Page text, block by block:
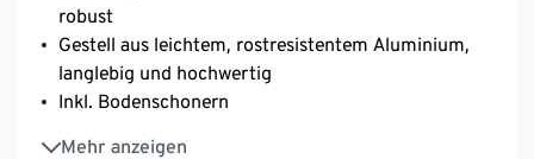
robust
Gestell aus leichtem, rostresistentem Aluminium,
langlebig und hochwertig
Inkl. Bodenschonern
Mehr anzeigen
UV- und witterungsbeständig